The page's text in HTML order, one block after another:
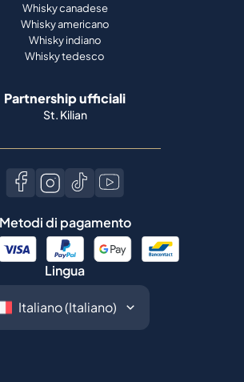
Whisky canadese
Whisky americano
Whisky indiano
Whisky tedesco
Partnership ufficiali
St. Kilian
Metodi di pagamento
Lingua